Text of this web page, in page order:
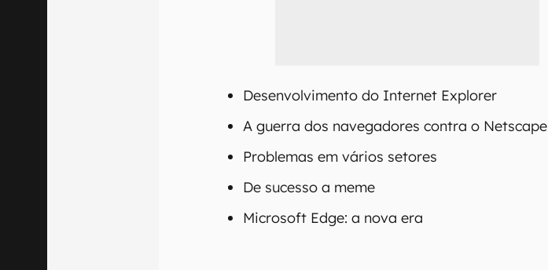
Desenvolvimento do Internet Explorer
A guerra dos navegadores contra o Netscape
Problemas em vários setores
De sucesso a meme
Microsoft Edge: a nova era